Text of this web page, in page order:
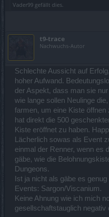
Vader99 gefällt dies.
t9-trace
Nachwuchs-Autor
Schlechte Aussicht auf
hoher Aufwand.
der Aspekt, dass man sie
wie lange sollen Neulinge
farmen, um eine Kiste
hat direkt die 500
Kiste eröffnet zu haben.
Lächerlich sowas als Event
einmal der Renner, wenn es
gäbe, wie die
Dungeons.
Ist ja nicht als gäbe es
Events: Sargon/Viscanium.
Keine Ahnung wie ich mich
gesellschaftstauglich